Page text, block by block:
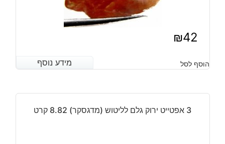
₪42
מידע נוסף הוסף לסל מידע נוסף
3 אפטייט ירוק גלם לליטוש (מדגסקר) 8.82 קרט